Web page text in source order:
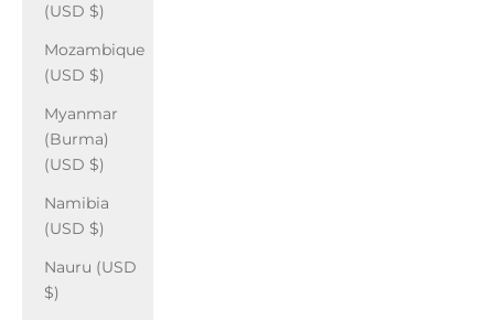
(USD $)
Mozambique
(USD $)
Myanmar
(Burma)
(USD $)
Namibia
(USD $)
Nauru (USD
$)